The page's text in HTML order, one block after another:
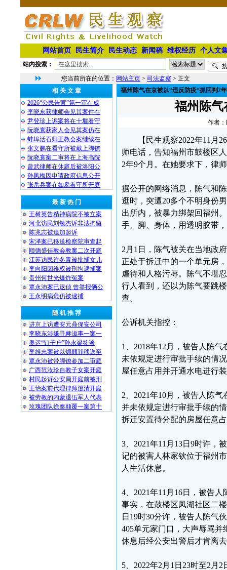
网站首页 民生简介 民生动态 新闻稿 维权经历 个人文
站内搜索：
您当前所在的位置： 网站主页 > 司法监察 > 正文
相 关 文 章
2026“公民告官”第一审在成
李晓东获律师会见其案件在
尹登珍上诉案将在十堰看守
阮晓寰获家人会见其案仍在
蚌埠活石归正教会案继续在
张文鹏在看守所被戴上脚镣
阮晓寰案二审将在上海高院
曾武律师在休庭后被洛阳公
孙凤梅因申请政府信息公开
张岳兵案在如皋看守所开庭
最 新 热 门
王树英告精神病院不被立案
河北访民刘敏杰诉非法拘留
陈兆志被追加起诉
宋泽案已移送检察院审查起
顺德盛佳教会教案二次开庭
江苏访民许冬青被批捕女儿
李向阳因维权被刑拘逮捕案
贵州何世光爆炸冤案
覃永沛案已退侦 曾举报俩公
王永明病危仍被逮捕
随 机 推 荐
进京上访遭安元鼎保安公司
李晓东涉嫌寻衅滋事一案一
奥运“钉子户”孙永梁签署
李维忠案被以煽颠罪移送至
覃永沛被带脚镣参加二审庭
广西范汝珍自教子女案开庭
村民起诉公安局开庭前被刑
王怡案前代理律师澄清开庭
被劳教的内蒙退伍军人代表
玫瑰团队徐秦颠覆一案第十
福州陈气在京被以“违反防疫“抓回判2
福州陈气
作者：
【民生观察2022年11月
师电话，告知福州市鼓楼区
2年9个月。在她要求下，律
据公开的网络消息，陈气和
逛时，突遭20多个不明身份
出所内，被暴力绑架回福州
手、脚、身体，用透明胶带
2月1日，陈气被关在当地政
正处于拆迁中的一个单元房
虐待和人格污辱。陈气不堪
行人看到，还以为陈气要跳
查。
公诉机关指控：
1、2018年12月，被告人陈
未依规定进行审批手续的情
屋任意占用并开通水电进行
2、2021年10月，被告人陈
并未依规定进行审批手续的
拆迁安置待分配的房屋任意
3、2021年11月13日9时许，
记的被害人林家钦位于福州
人生活休息。
4、2021年11月16日，被告
事实，在鼓楼区凤湖社区二
日19时30分许，被告人陈气
405单元家门口，大声辱骂
休息后经公安出警后才肯离
5、2022年2月1日23时至2月